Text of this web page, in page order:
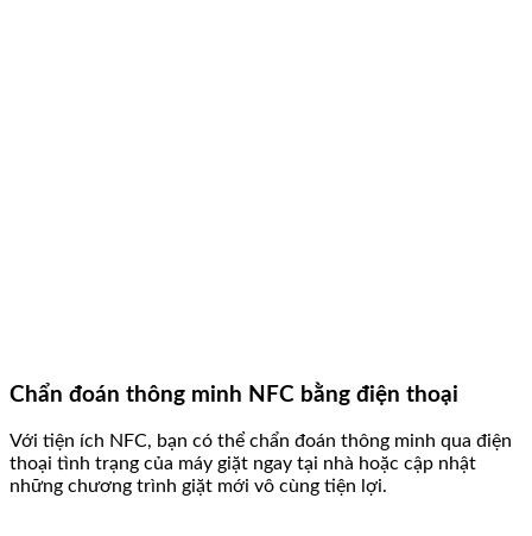
Chẩn đoán thông minh NFC bằng điện thoại
Với tiện ích NFC, bạn có thể chẩn đoán thông minh qua điện
thoại tình trạng của máy giặt ngay tại nhà hoặc cập nhật
những chương trình giặt mới vô cùng tiện lợi.